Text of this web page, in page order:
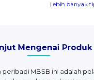
Lebih banyak
Mengenai
MBSB ini adalah